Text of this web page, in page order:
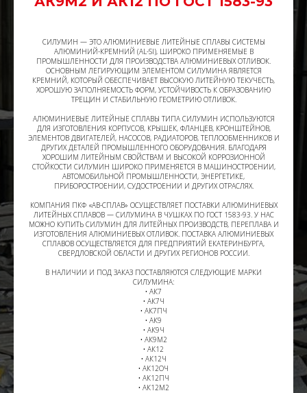
СИЛУМИН — ЭТО АЛЮМИНИЕВЫЕ ЛИТЕЙНЫЕ СПЛАВЫ СИСТЕМЫ
АЛЮМИНИЙ-КРЕМНИЙ (AL-SI), ШИРОКО ПРИМЕНЯЕМЫЕ В
ПРОМЫШЛЕННОСТИ ДЛЯ ПРОИЗВОДСТВА АЛЮМИНИЕВЫХ ОТЛИВОК.
ОСНОВНЫМ ЛЕГИРУЮЩИМ ЭЛЕМЕНТОМ СИЛУМИНА ЯВЛЯЕТСЯ
КРЕМНИЙ, КОТОРЫЙ ОБЕСПЕЧИВАЕТ ВЫСОКУЮ ЛИТЕЙНУЮ ТЕКУЧЕСТЬ,
ХОРОШУЮ ЗАПОЛНЯЕМОСТЬ ФОРМ, УСТОЙЧИВОСТЬ К ОБРАЗОВАНИЮ
ТРЕЩИН И СТАБИЛЬНУЮ ГЕОМЕТРИЮ ОТЛИВОК.
АЛЮМИНИЕВЫЕ ЛИТЕЙНЫЕ СПЛАВЫ ТИПА СИЛУМИН ИСПОЛЬЗУЮТСЯ
ДЛЯ ИЗГОТОВЛЕНИЯ КОРПУСОВ, КРЫШЕК, ФЛАНЦЕВ, КРОНШТЕЙНОВ,
ЭЛЕМЕНТОВ ДВИГАТЕЛЕЙ, НАСОСОВ, РАДИАТОРОВ, ТЕПЛООБМЕННИКОВ И
ДРУГИХ ДЕТАЛЕЙ ПРОМЫШЛЕННОГО ОБОРУДОВАНИЯ. БЛАГОДАРЯ
ХОРОШИМ ЛИТЕЙНЫМ СВОЙСТВАМ И ВЫСОКОЙ КОРРОЗИОННОЙ
СТОЙКОСТИ СИЛУМИН ШИРОКО ПРИМЕНЯЕТСЯ В МАШИНОСТРОЕНИИ,
АВТОМОБИЛЬНОЙ ПРОМЫШЛЕННОСТИ, ЭНЕРГЕТИКЕ,
ПРИБОРОСТРОЕНИИ, СУДОСТРОЕНИИ И ДРУГИХ ОТРАСЛЯХ.
КОМПАНИЯ ПКФ «АВ-СПЛАВ» ОСУЩЕСТВЛЯЕТ ПОСТАВКИ АЛЮМИНИЕВЫХ
ЛИТЕЙНЫХ СПЛАВОВ — СИЛУМИНА В ЧУШКАХ ПО ГОСТ 1583-93. У НАС
МОЖНО КУПИТЬ СИЛУМИН ДЛЯ ЛИТЕЙНЫХ ПРОИЗВОДСТВ, ПЕРЕПЛАВА И
ИЗГОТОВЛЕНИЯ АЛЮМИНИЕВЫХ ОТЛИВОК. ПОСТАВКА АЛЮМИНИЕВЫХ
СПЛАВОВ ОСУЩЕСТВЛЯЕТСЯ ДЛЯ ПРЕДПРИЯТИЙ ЕКАТЕРИНБУРГА,
СВЕРДЛОВСКОЙ ОБЛАСТИ И ДРУГИХ РЕГИОНОВ РОССИИ.
В НАЛИЧИИ И ПОД ЗАКАЗ ПОСТАВЛЯЮТСЯ СЛЕДУЮЩИЕ МАРКИ
СИЛУМИНА:
• АК7
• АК7Ч
• АК7ПЧ
• АК9
• АК9Ч
• АК9М2
• АК12
• АК12Ч
• АК12ОЧ
• АК12ПЧ
• АК12М2